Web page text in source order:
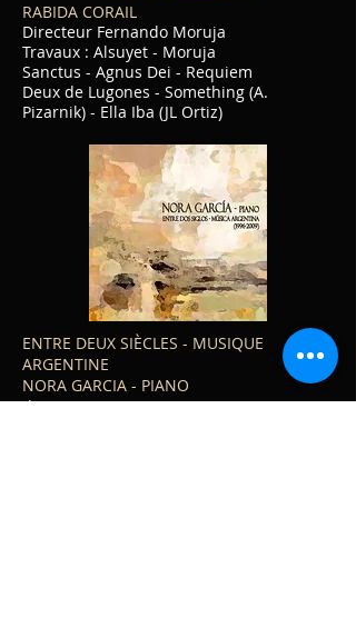
RABIDA CORAIL
Directeur Fernando Moruja
Travaux : Alsuyet - Moruja
Sanctus - Agnus Dei - Requiem
Deux de Lugones - Something (A.
Pizarnik) - Ella Iba (JL Ortiz)
ENTRE DEUX SIÈCLES - MUSIQUE
ARGENTINE
NORA GARCIA - PIANO
divers auteurs